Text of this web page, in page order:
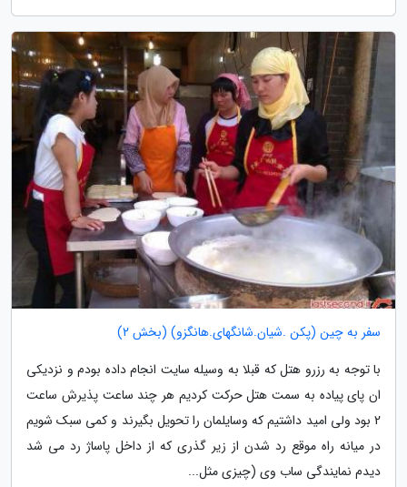
سفر به چین (پکن .شیان.شانگهای.هانگزو) (بخش 2)
با توجه به رزرو هتل که قبلا به وسیله سایت انجام داده بودم و نزدیکی
ان پای پیاده به سمت هتل حرکت کردیم هر چند ساعت پذیرش ساعت
2 بود ولی امید داشتیم که وسایلمان را تحویل بگیرند و کمی سبک شویم
در میانه راه موقع رد شدن از زیر گذری که از داخل پاساژ رد می شد
دیدم نمایندگی ساب وی (چیزی مثل...